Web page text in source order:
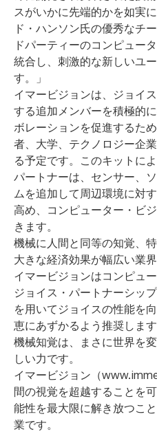
スがいかに先端的かを如実
ド・ハンソン氏の優秀なチ
ドパーティーのコンピュー
統合し、刺激的な新しいユ
す。」
イマービジョンは、ジョイ
する追加メンバーを積極的
ボレーションを促進するた
者、大学、テクノロジー企
る予定です。このキットに
パートナーは、センサー、
ムを追加して周辺環境に対
高め、コンピューター・ビ
きます。
機械に人間と同等の知覚、
大きな経済効果が幅広い業
イマービジョンはコンピュ
ジョイス・パートナーシッ
を用いてジョイスの性能を
恵にあずかるよう推奨します
機械知覚は、まさに世界を
しい力です。
イマービジョン（
間の視覚を超越することを
能性を最大限に解き放つこ
業です。